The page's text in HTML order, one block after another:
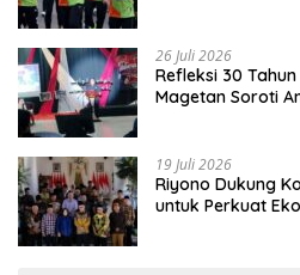
26 Juli 2026
Refleksi 30
Magetan Soroti
19 Juli 2026
Riyono Dukung
untuk Perkuat